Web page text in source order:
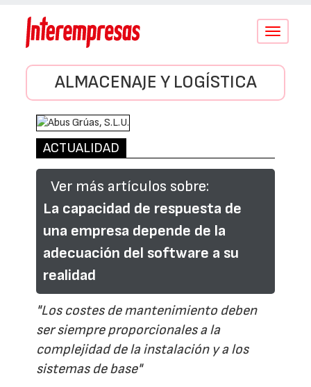
Conmutar
ALMACENAJE Y LOGÍSTICA
ACTUALIDAD
Ver más artículos sobre:
La capacidad de respuesta de
una empresa depende de la
adecuación del software a su
realidad
"Los costes de mantenimiento deben
ser siempre proporcionales a la
complejidad de la instalación y a los
sistemas de base"